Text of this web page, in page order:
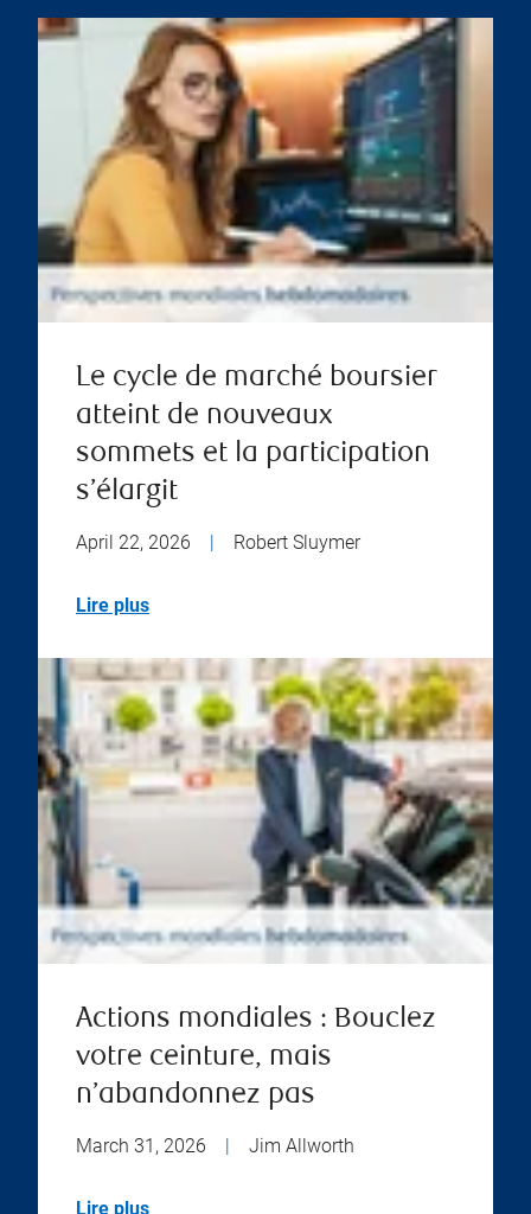
Le cycle de marché boursier
atteint de nouveaux
sommets et la participation
s’élargit
April 22, 2026 Robert Sluymer
Lire plus
Actions mondiales : Bouclez
votre ceinture, mais
n’abandonnez pas
March 31, 2026 | Jim Allworth
Lire plus